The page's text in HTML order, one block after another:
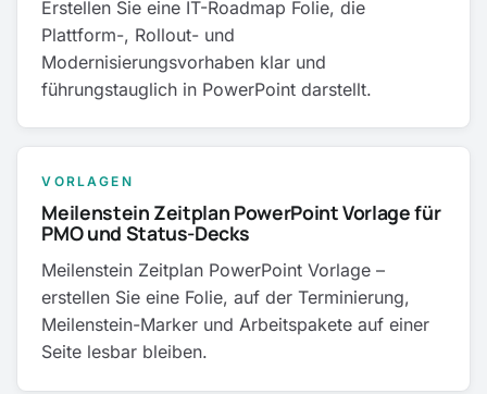
Erstellen Sie eine IT-Roadmap Folie, die
Plattform-, Rollout- und
Modernisierungsvorhaben klar und
führungstauglich in PowerPoint darstellt.
VORLAGEN
Meilenstein Zeitplan PowerPoint Vorlage für
PMO und Status-Decks
Meilenstein Zeitplan PowerPoint Vorlage –
erstellen Sie eine Folie, auf der Terminierung,
Meilenstein-Marker und Arbeitspakete auf einer
Seite lesbar bleiben.